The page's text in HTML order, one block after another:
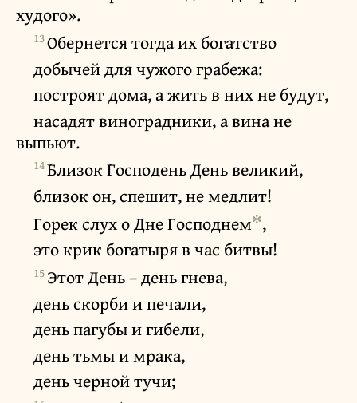
худого».
13Обернется тогда их богатство
добычей для чужого грабежа:
построят дома, а жить в них не будут,
насадят виноградники, а вина не
выпьют.
14Близок Господень День великий,
близок он, спешит, не медлит!
Горек слух о Дне Господнем✻,
это крик богатыря в час битвы!
15Этот День – день гнева,
день скорби и печали,
день пагубы и гибели,
день тьмы и мрака,
день черной тучи;